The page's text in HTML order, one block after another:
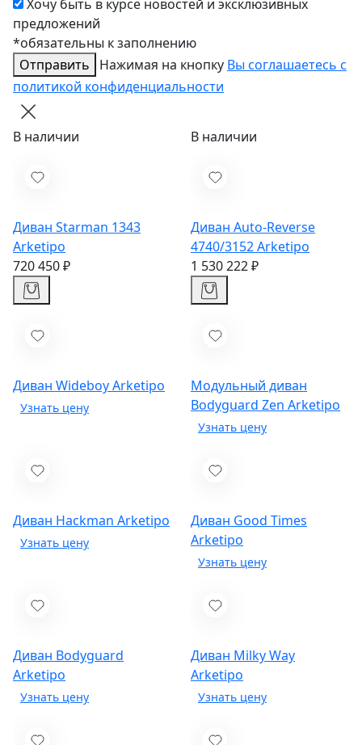
Хочу быть в курсе новостей и эксклюзивных
предложений
*обязательны к заполнению
Отправить
Нажимая на кнопку Вы соглашаетесь с
политикой конфиденциальности
В наличии
Диван Starman 1343
Arketipo
720 450 ₽
В наличии
Диван Auto-Reverse
4740/3152Arketipo
1 530 222 ₽
Диван WideboyArketipo
Модульный диван
Bodyguard Zen Arketipo
Диван Hackman Arketipo
Диван Good Times
Arketipo
Диван Bodyguard
Arketipo
Диван Milky Way
Arketipo